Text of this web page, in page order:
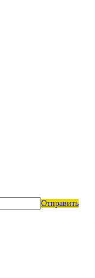
Отправить